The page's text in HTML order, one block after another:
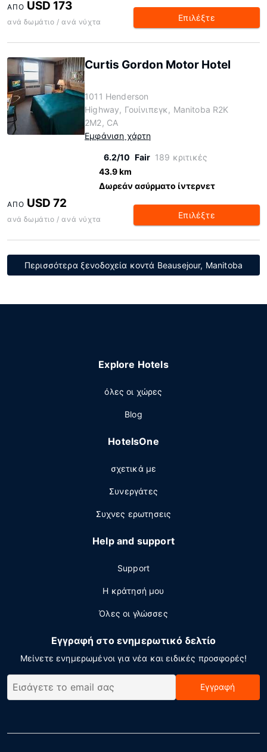
ΑΠΌ USD 173
ανά δωμάτιο / ανά νύχτα Επιλέξτε
Curtis Gordon Motor Hotel
1011 Henderson
Highway, Γουίνιπεγκ, Manitoba R2K
2M2, CA
Εμφάνιση χάρτη
6.2/10 Fair 189 κριτικές
43.9 km
Δωρεάν ασύρματο ίντερνετ
ΑΠΌ USD 72
ανά δωμάτιο / ανά νύχτα Επιλέξτε
Περισσότερα ξενοδοχεία κοντά Beausejour, Manitoba
Explore Hotels
όλες οι χώρες
Blog
HotelsOne
σχετικά με
Συνεργάτες
Συχνες ερωτησεις
Help and support
Support
Η κράτησή μου
Όλες οι γλώσσες
Εγγραφή στο ενημερωτικό δελτίο
Μείνετε ενημερωμένοι για νέα και ειδικές προσφορές!
Εγγραφή